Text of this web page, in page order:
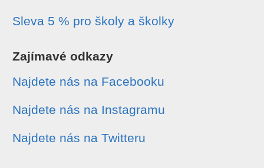
Sleva 5 % pro školy a školky
Zajímavé odkazy
Najdete nás na Facebooku
Najdete nás na Instagramu
Najdete nás na Twitteru